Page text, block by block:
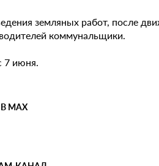
земляных работ, после
коммунальщики.
7 июня.
MAX